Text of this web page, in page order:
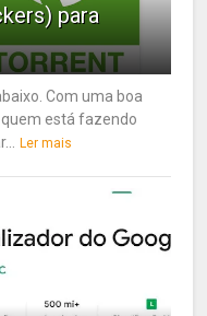
para
Com uma boa
está fazendo
Ler mais